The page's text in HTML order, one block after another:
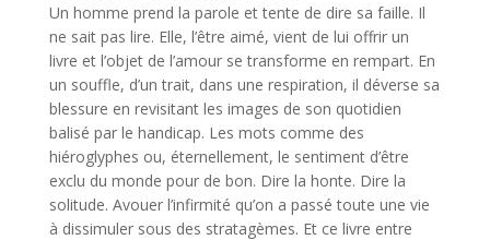
Un homme prend la parole et tente de dire sa faille. Il
ne sait pas lire. Elle, l’être aimé, vient de lui offrir un
livre et l’objet de l’amour se transforme en rempart. En
un souffle, d’un trait, dans une respiration, il déverse sa
blessure en revisitant les images de son quotidien
balisé par le handicap. Les mots comme des
hiéroglyphes ou, éternellement, le sentiment d’être
exclu du monde pour de bon. Dire la honte. Dire la
solitude. Avouer l’infirmité qu’on a passé toute une vie
à dissimuler sous des stratagèmes. Et ce livre entre